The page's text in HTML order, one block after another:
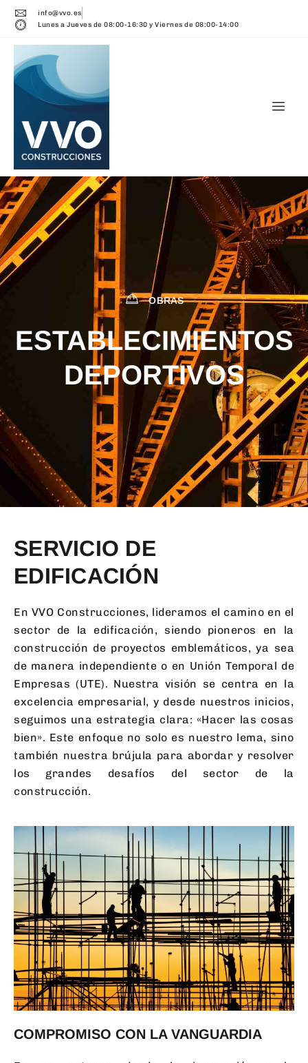
info@vvo.es
Lunes a Jueves de 08:00-16:30 y Viernes de 08:00-14:00
OBRAS
ESTABLECIMIENTOS
DEPORTIVOS
SERVICIO DE
EDIFICACIÓN
En VVO Construcciones, lideramos el camino en el
sector de la edificación, siendo pioneros en la
construcción de proyectos emblemáticos, ya sea
de manera independiente o en Unión Temporal de
Empresas (UTE). Nuestra visión se centra en la
excelencia empresarial, y desde nuestros inicios,
seguimos una estrategia clara: «Hacer las cosas
bien». Este enfoque no solo es nuestro lema, sino
también nuestra brújula para abordar y resolver
los grandes desafíos del sector de la
construcción.
COMPROMISO CON LA VANGUARDIA